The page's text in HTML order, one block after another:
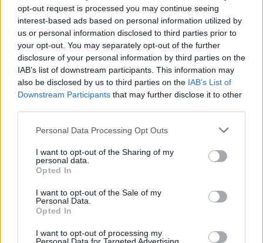
opt-out request is processed you may continue seeing
interest-based ads based on personal information utilized by
us or personal information disclosed to third parties prior to
your opt-out. You may separately opt-out of the further
disclosure of your personal information by third parties on the
IAB’s list of downstream participants. This information may
also be disclosed by us to third parties on the IAB’s List of
Downstream Participants that may further disclose it to other
Personal Data Processing Opt Outs
I want to opt-out of the Sharing of my
personal data.
Opted In
I want to opt-out of the Sale of my
Personal Data.
Opted In
I want to opt-out of processing my
την εν λόγω μεταφορά.
Ειδικότερα, το ανωτέρω σκάφος κατέπλευσε στο
λιμένα Κυλλήνης πρωινές ώρες σήμερα, και ενώ
εκτελούσε περιηγητικό πλου με λιμένα
αφετηρίας τη Ζάκυνθο και ενδιάμεσο λιμένα την
Κυλλήνη, αποβίβασε όλους τους επιβάτες στο
λιμένα Κυλλήνης.
Λιμενική Αρχή.